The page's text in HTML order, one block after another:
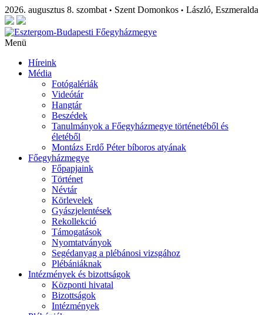
2026. augusztus 8. szombat • Szent Domonkos • László, Eszmeralda
Menü
Híreink
Média
Fotógalériák
Videótár
Hangtár
Beszédek
Tanulmányok a Főegyházmegye történetéből és
életéből
Montázs Erdő Péter bíboros atyának
Főegyházmegye
Főpapjaink
Történet
Névtár
Körlevelek
Gyászjelentések
Rekollekció
Támogatások
Nyomtatványok
Segédanyag a plébánosi vizsgához
Plébániáknak
Intézmények és bizottságok
Központi hivatal
Bizottságok
Intézmények